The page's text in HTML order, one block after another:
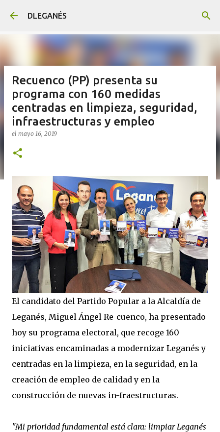
DLEGANÉS
Recuenco (PP) presenta su
programa con 160 medidas
centradas en limpieza, seguridad,
infraestructuras y empleo
el mayo 16, 2019
El candidato del Partido Popular a la Alcaldía de
Leganés, Miguel Ángel Re-cuenco, ha presentado
hoy su programa electoral, que recoge 160
iniciativas encaminadas a modernizar Leganés y
centradas en la limpieza, en la seguridad, en la
creación de empleo de calidad y en la
construcción de nuevas in-fraestructuras.
"Mi prioridad fundamental está clara: limpiar Leganés